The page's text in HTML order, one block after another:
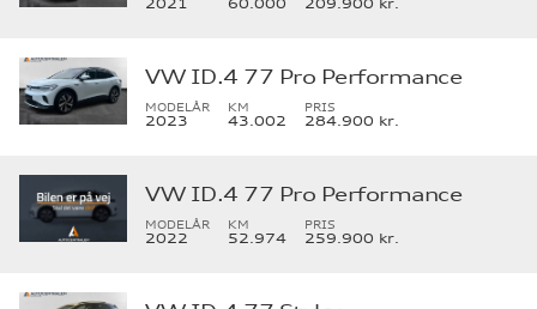
2021 60.000 209.900 kr.
VW ID.4 77 Pro Performance
MODELÅR
2023
KM
43.002
PRIS
284.900 kr.
VW ID.4 77 Pro Performance
MODELÅR
2022
KM
52.974
PRIS
259.900 kr.